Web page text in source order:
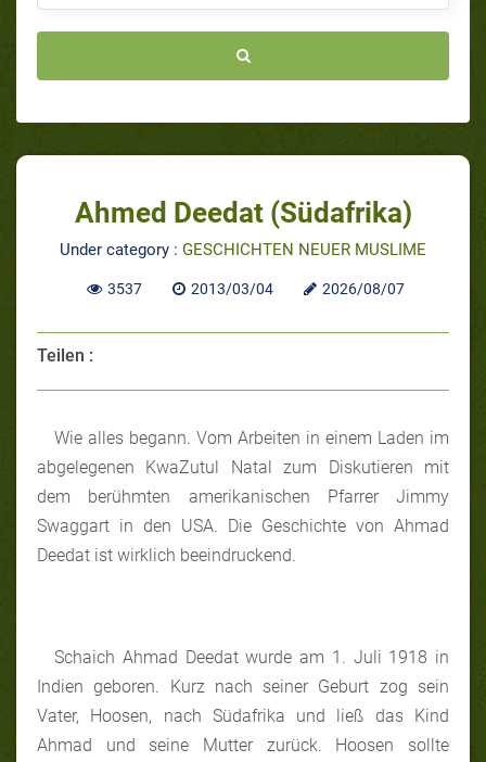
Ahmed Deedat (Südafrika)
Under category : GESCHICHTEN NEUER MUSLIME
3537 2013/03/04 2026/08/07
Teilen :
Wie alles begann. Vom Arbeiten in einem Laden im
abgelegenen KwaZutul Natal zum Diskutieren mit
dem berühmten amerikanischen Pfarrer Jimmy
Swaggart in den USA. Die Geschichte von Ahmad
Deedat ist wirklich beeindruckend.
Schaich Ahmad Deedat wurde am 1. Juli 1918 in
Indien geboren. Kurz nach seiner Geburt zog sein
Vater, Hoosen, nach Südafrika und ließ das Kind
Ahmad und seine Mutter zurück. Hoosen sollte